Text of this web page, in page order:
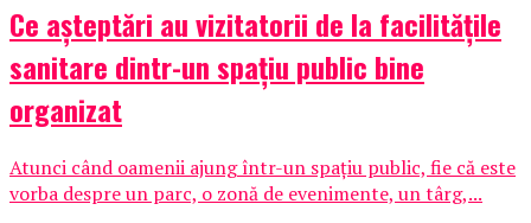
Ce așteptări au vizitatorii de la facilitățile
sanitare dintr-un spațiu public bine
organizat
Atunci când oamenii ajung într-un spațiu public, fie că este
vorba despre un parc, o zonă de evenimente, un târg,...